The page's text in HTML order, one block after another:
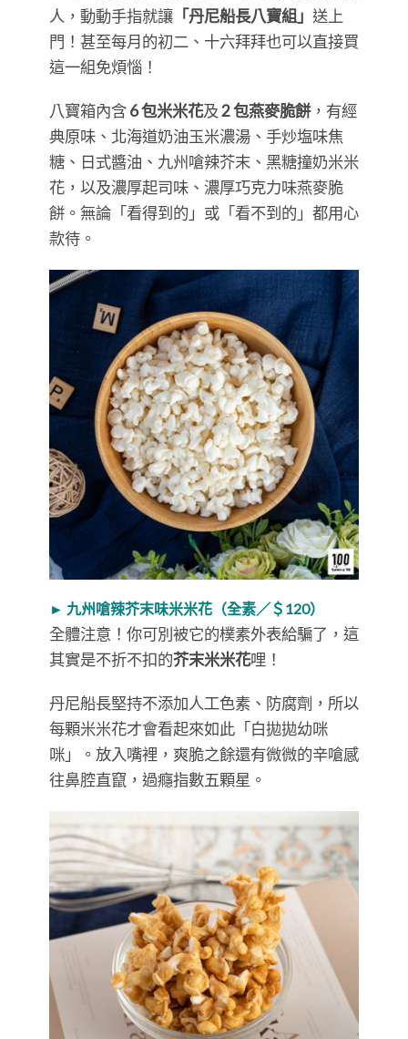
人，動動手指就讓 「丹尼船長八寶組」 送上
門！甚至每月的初二、十六拜拜也可以直接買
這一組免煩惱！
八寶箱內含6 包米米花及2 包燕麥脆餅，有經
典原味、北海道奶油玉米濃湯、手炒塩味焦
糖、日式醬油、九州嗆辣芥末、黑糖撞奶米米
花，以及濃厚起司味、濃厚巧克力味燕麥脆
餅。無論「看得到的」或「看不到的」都用心
款待。
► 九州嗆辣芥末味米米花（全素／＄120）
全體注意！你可別被它的樸素外表給騙了，這
其實是不折不扣的芥末米米花哩！
丹尼船長堅持不添加人工色素、防腐劑，所以
每顆米米花才會看起來如此「白拋拋幼咪
咪」。放入嘴裡，爽脆之餘還有微微的辛嗆感
往鼻腔直竄，過癮指數五顆星。